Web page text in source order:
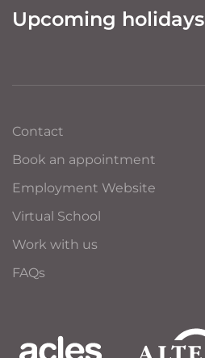
Upcoming holidays
Contact
Book an appointment
Employment Website
Virtual School
Work with us
FAQs